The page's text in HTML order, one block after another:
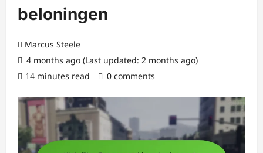
beloningen
Marcus Steele
4 months ago (Last updated: 2 months ago)
14 minutes read
0 comments